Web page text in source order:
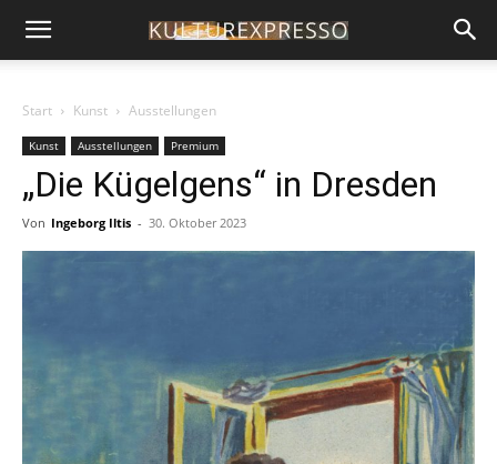
Start Kunst Ausstellungen
Kunst Ausstellungen Premium
„Die Kügelgens“ in Dresden
Von Ingeborg Iltis - 30. Oktober 2023